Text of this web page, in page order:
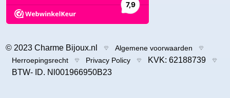
© 2023 Charme Bijoux.nl
Algemene voorwaarden
Herroepingsrecht
Privacy Policy
KVK: 62188739
BTW- ID. Nl001966950B23